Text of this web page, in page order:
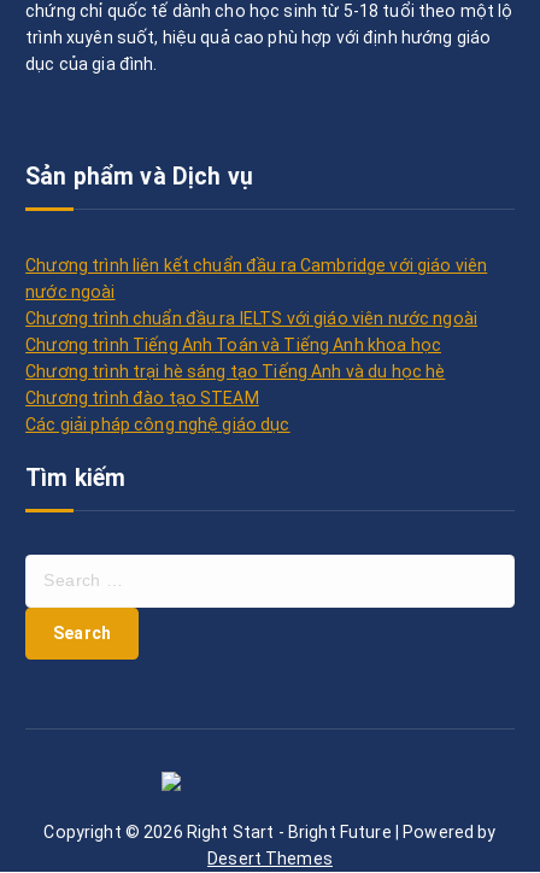
chứng chỉ quốc tế dành cho học sinh từ 5-18 tuổi theo một lộ
trình xuyên suốt, hiệu quả cao phù hợp với định hướng giáo
dục của gia đình.
Sản phẩm và Dịch vụ
Chương trình liên kết chuẩn đầu ra Cambridge với giáo viên
nước ngoài
Chương trình chuẩn đầu ra IELTS với giáo viên nước ngoài
Chương trình Tiếng Anh Toán và Tiếng Anh khoa học
Chương trình trại hè sáng tạo Tiếng Anh và du học hè
Chương trình đào tạo STEAM
Các giải pháp công nghệ giáo dục
Tìm kiếm
f
Copyright © 2026 Right Start - Bright Future | Powered by
Desert Themes